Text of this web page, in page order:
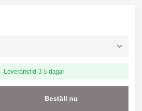
Leveranstid 3-5 dagar
Beställ nu